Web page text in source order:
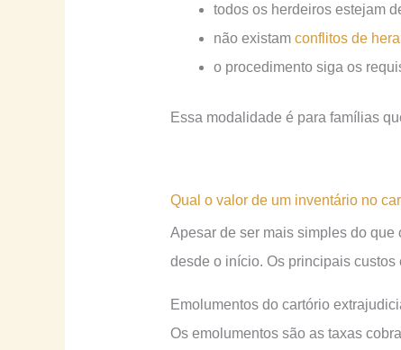
todos os herdeiros estejam
não existam conflitos de
o procedimento siga os
Essa modalidade é para famílias
Qual o valor de um inventário​ no
Apesar de ser mais simples do
desde o início. Os principais
Emolumentos do cartório
Os emolumentos são as taxas